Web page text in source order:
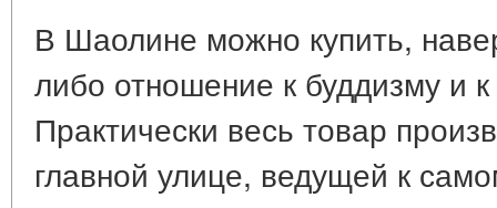
В Шаолине можно купить,
либо отношение к буддизму и
Практически весь товар
главной улице, ведущей к